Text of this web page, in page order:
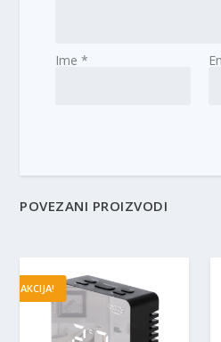
Ime*
POVEZANI PROIZVODI
AKCIJA!